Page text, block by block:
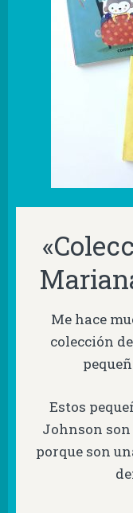
Me hace
colección
Estos
Johnson
porque son